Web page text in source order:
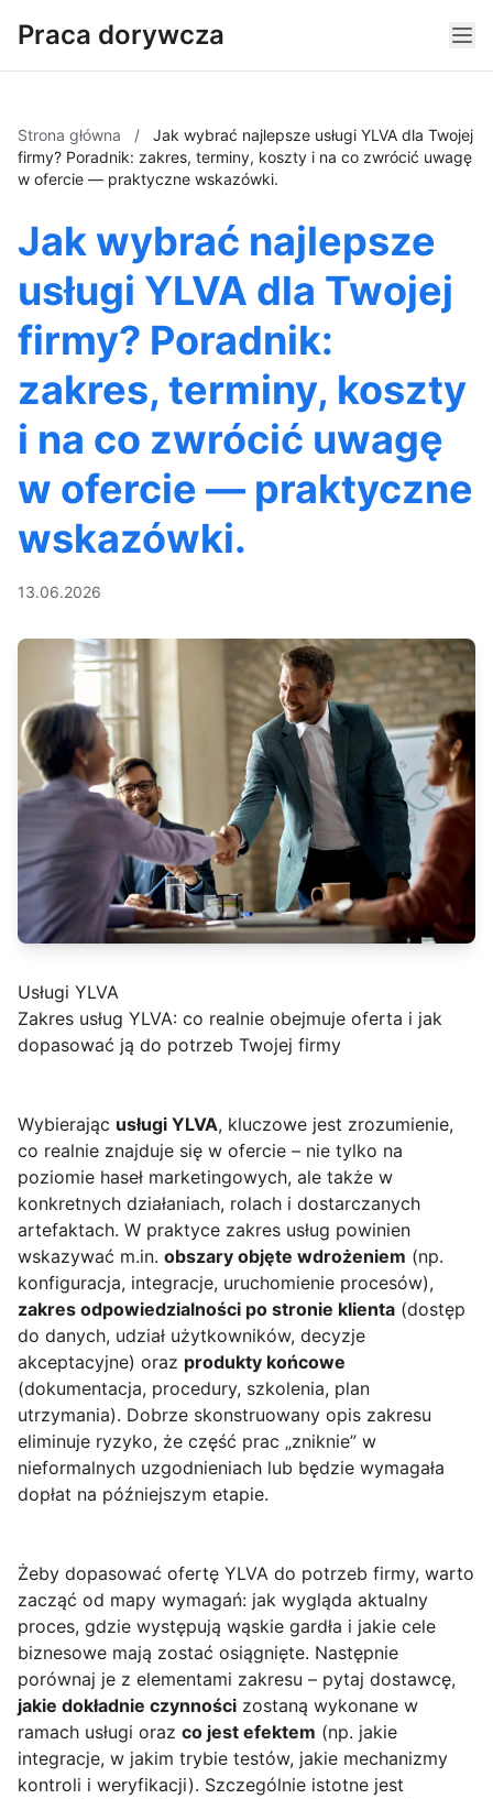
Praca dorywcza
Strona główna /
Jak wybrać najlepsze usługi YLVA dla Twojej
firmy? Poradnik: zakres, terminy, koszty i na co zwrócić uwagę
w ofercie — praktyczne wskazówki.
Jak wybrać najlepsze
usługi YLVA dla Twojej
firmy? Poradnik:
zakres, terminy, koszty
i na co zwrócić uwagę
w ofercie — praktyczne
wskazówki.
13.06.2026
Usługi YLVA
Zakres usług YLVA: co realnie obejmuje oferta i jak
dopasować ją do potrzeb Twojej firmy
Wybierając usługi YLVA, kluczowe jest zrozumienie,
co realnie znajduje się w ofercie – nie tylko na
poziomie haseł marketingowych, ale także w
konkretnych działaniach, rolach i dostarczanych
artefaktach. W praktyce zakres usług powinien
wskazywać m.in. obszary objęte wdrożeniem (np.
konfiguracja, integracje, uruchomienie procesów),
zakres odpowiedzialności po stronie klienta (dostęp
do danych, udział użytkowników, decyzje
akceptacyjne) oraz produkty końcowe
(dokumentacja, procedury, szkolenia, plan
utrzymania). Dobrze skonstruowany opis zakresu
eliminuje ryzyko, że część prac „zniknie” w
nieformalnych uzgodnieniach lub będzie wymagała
dopłat na późniejszym etapie.
Żeby dopasować ofertę YLVA do potrzeb firmy, warto
zacząć od mapy wymagań: jak wygląda aktualny
proces, gdzie występują wąskie gardła i jakie cele
biznesowe mają zostać osiągnięte. Następnie
porównaj je z elementami zakresu – pytaj dostawcę,
jakie dokładnie czynności zostaną wykonane w
ramach usługi oraz co jest efektem (np. jakie
integracje, w jakim trybie testów, jakie mechanizmy
kontroli i weryfikacji). Szczególnie istotne jest